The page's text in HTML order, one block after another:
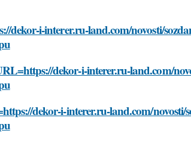
dekor-i-interer.ru-land.com/novosti/
dekor-i-interer.ru-land.com/
dekor-i-interer.ru-land.com/novosti/